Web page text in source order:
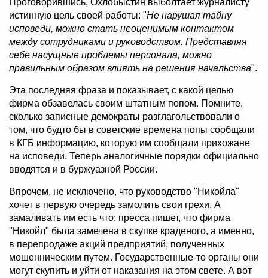
Проговорившись, Охлобыстин выболтает журналисту
истинную цель своей работы: "Не нарушая тайну
исповеди, можно стать неоценимым контактом
между сотрудниками и руководством. Представляя
себе насущные проблемы персонала, можно
правильным образом влиять на решения начальства".
Эта последняя фраза и показывает, с какой целью
фирма обзавелась своим штатным попом. Помните,
сколько записные демократы разглагольствовали о
том, что будто бы в советские времена попы сообщали
в КГБ информацию, которую им сообщали прихожане
на исповеди. Теперь аналогичные порядки официально
вводятся и в буржуазной России.
Впрочем, не исключено, что руководство "Никойла"
хочет в первую очередь замолить свои грехи. А
замаливать им есть что: пресса пишет, что фирма
"Никойл" была замечена в скупке краденого, а именно,
в перепродаже акций предприятий, полученных
мошенническим путем. Государственные-то органы они
могут скупить и уйти от наказания на этом свете. А вот